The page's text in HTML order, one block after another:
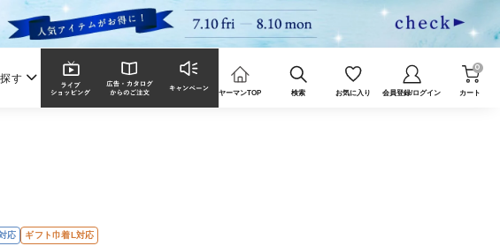
す
ヤーマンTOP 検索 お気に入り 会員登録/ログイン カート
0
応 ギフト巾着L対応